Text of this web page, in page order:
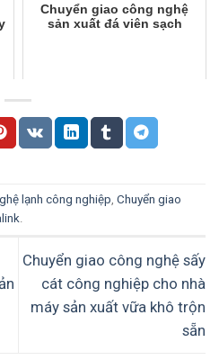
Chuyển giao công nghệ
sản xuất đá viên sạch
lạnh công nghiệp, Chuyển giao
.
Chuyển giao công nghệ sấy
cát công nghiệp cho nhà
máy sản xuất vữa khô trộn
sẵn